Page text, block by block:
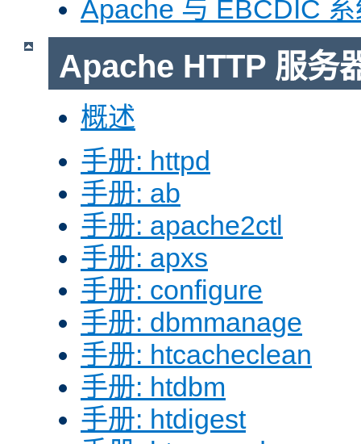
Apache 与 EBCDIC
Apache HTTP 服务
概述
手册: httpd
手册: ab
手册: apache2ctl
手册: apxs
手册: configure
手册: dbmmanage
手册: htcacheclean
手册: htdbm
手册: htdigest